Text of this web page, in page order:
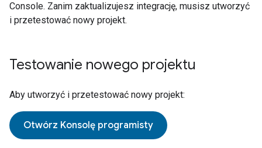
Console. Zanim zaktualizujesz integrację, musisz utworzyć
i przetestować nowy projekt.
Testowanie nowego projektu
Aby utworzyć i przetestować nowy projekt:
Otwórz Konsolę programisty